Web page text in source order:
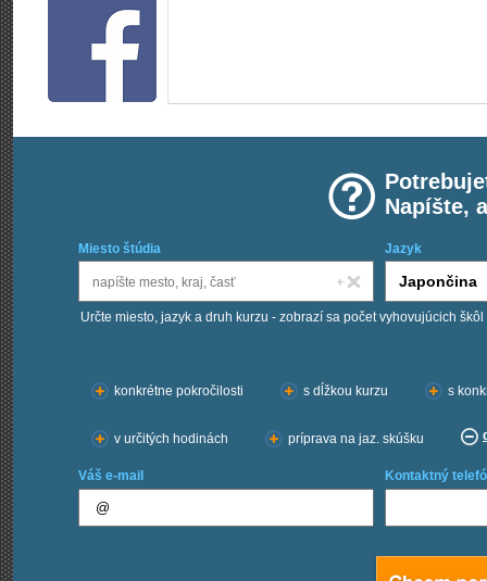
Napíšte,
Miesto štúdia Jazyk
Určte miesto, jazyk a druh kurzu - zobrazí sa počet vyhovujúcich škôl
konkrétne pokročilosti
s dĺžkou kurzu s
v určitých hodinách príprava na jaz. skúšku
Váš e-mail Kontaktný